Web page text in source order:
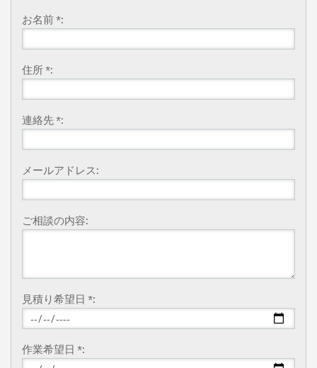
お名前 *:
住所 *:
連絡先 *:
メールアドレス:
ご相談の内容:
見積り希望日 *:
作業希望日 *: